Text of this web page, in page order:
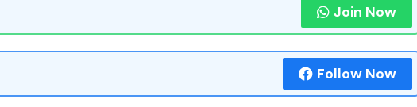
Join Now
Follow Now